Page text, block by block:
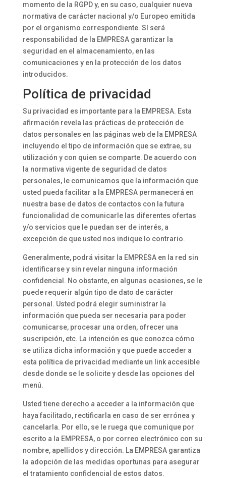
momento de la RGPD y, en su caso, cualquier nueva
normativa de carácter nacional y/o Europeo emitida
por el organismo correspondiente. Sí será
responsabilidad de la EMPRESA garantizar la
seguridad en el almacenamiento, en las
comunicaciones y en la protección de los datos
introducidos.
Política de privacidad
Su privacidad es importante para la EMPRESA. Esta
afirmación revela las prácticas de protección de
datos personales en las páginas web de la EMPRESA
incluyendo el tipo de información que se extrae, su
utilización y con quien se comparte. De acuerdo con
la normativa vigente de seguridad de datos
personales, le comunicamos que la información que
usted pueda facilitar a la EMPRESA permanecerá en
nuestra base de datos de contactos con la futura
funcionalidad de comunicarle las diferentes ofertas
y/o servicios que le puedan ser de interés, a
excepción de que usted nos indique lo contrario.
Generalmente, podrá visitar la EMPRESA en la red sin
identificarse y sin revelar ninguna información
confidencial. No obstante, en algunas ocasiones, se le
puede requerir algún tipo de dato de carácter
personal. Usted podrá elegir suministrar la
información que pueda ser necesaria para poder
comunicarse, procesar una orden, ofrecer una
suscripción, etc. La intención es que conozca cómo
se utiliza dicha información y que puede acceder a
esta política de privacidad mediante un link accesible
desde donde se le solicite y desde las opciones del
menú.
Usted tiene derecho a acceder a la información que
haya facilitado, rectificarla en caso de ser errónea y
cancelarla. Por ello, se le ruega que comunique por
escrito a la EMPRESA, o por correo electrónico con su
nombre, apellidos y dirección. La EMPRESA garantiza
la adopción de las medidas oportunas para asegurar
el tratamiento confidencial de estos datos.